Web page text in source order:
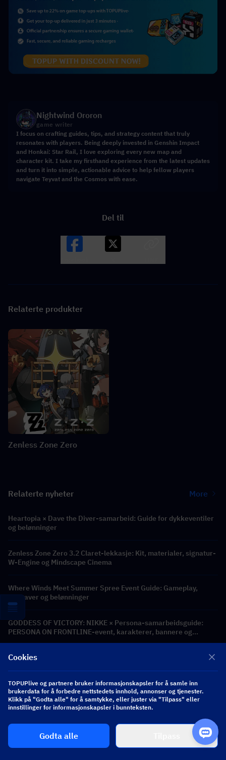
Nightwind Ororon
game writer
I focus on crafting guides, tips, and strategy content that truly
resonates with players. Being deeply invested in Genshin Impact
and Honkai: Star Rail, I love exploring every new map and
character kit. I take my firsthand experience from the latest updates
and turn it into simple, actionable advice to help fellow players
navigate Teyvat and the Cosmos with ease.
Del til
Relaterte produkter
Zenless Zone Zero
Relaterte nyheter More
Heartopia × Dave the Diver-samarbeid: Guide for dykkeventiler
og belønninger
Zenless Zone Zero 3.2 Claret-lekkasje: Kit, materialer, signatur-
W-Engine og Mindscape Cinema
Where Winds Meet Summer Spree Event Guide: Gameplay,
oppgaver og belønninger
GODDESS OF VICTORY: NIKKE × Persona-samarbeidsguide:
PERSONA ON FRONTLINE-event, karakterer, bannere og
belønninger
Duck Survival Skill Tier List 2026: Rangering av de beste
Marvel Rivals introduserer nytt PYO-pakkekonsept: Slik handler
du smartere i butikkoppdateringen for sesong 9.5
Growtopia nybegynnerguide: Få din første World Lock raskt og
Cookies
TOPUPlive og partnere bruker informasjonskapsler for å samle inn
brukerdata for å forbedre nettstedets innhold, annonser og tjenester.
Klikk på "Godta alle" for å samtykke, eller juster via "Tilpass" eller
innstillinger for informasjonskapsler i bunnteksten.
Godta alle